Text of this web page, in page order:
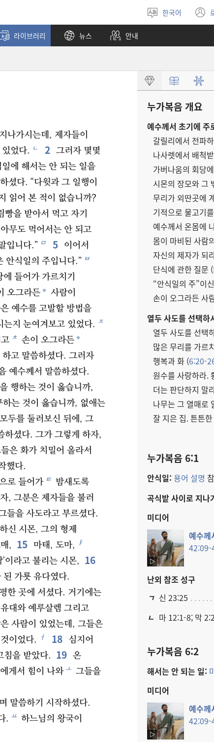
언어
선택
한국어
라이브러리 뉴스 안내
나가시는데, 제자들이
었다. ㄴ 2 그러자 몇몇
에 해서는 안 되는 일을
셨다. “다윗과 그 일행이
읽어 본 적이 없습니까?
을 받아서 먹고 자기
무도 먹어서는 안 되고
입니다.” ㅁ 5
이어서
안식일의 주입니다.” ㅂ
들어가 가르치기
오그라든* 사람이
예수를 고발할 방법을
지 눈여겨보고 있었다. ㅈ
ㅊ 손이 오그라든 *
고 말씀하셨다. 그러자
예수께서 말씀하셨다.
행하는 것이 옳습니까,
는 것이 옳습니까, 없애는
두를 둘러보신 뒤에, 그
하셨다. 그가 그렇게 하자,
은 화가 치밀어 올라서
했다.
로 들어가 ㅌ 밤새도록
, 그분은 제자들을 불러
들을 사도라고 부르셨다.
신 시몬, 그의 형제
, 15 마태, 도마, ㅑ
이라고 불리는 시몬, 16
가룟 유다였다.
한 곳에 서셨다. 거기에는
대와 예루살렘 그리고
사람이 있었는데, 그들은
이었다. ㅓ 18
심지어
침을 받았다.
19 온
게서 힘이 나와 ㅗ 그들을
말씀하기 시작하셨다.
. ㅛ 하느님의 왕국이
누가복음 개요
예수께서 초기에 주
갈릴리에서 전파
나사렛에서 배척
가버나움의 회당
시몬의 장모와 그
무리가 외딴곳에
기적으로 물고기
예수께서 온몸에
몸이 마비된 사람
자신의 제자가 되
단식에 관한 질문 (
“안식일의 주”이
손이 오그라든 사
열두 사도를 선택하
열두 사도를 선택
많은 무리를 가르
행복과 화 (6:20-
원수를 사랑하라.
더는 판단하지 말
나무는 그 열매로
잘 지은 집. 튼튼
누가복음 6:1
안식일: 용어 설명
곡식밭 사이로 지나
미디어
예수​께
42:09-
난외 참조 성구
ㄱ 신 23:25
ㄴ 마 12:1-8; 막
누가복음 6:2
해서는 안 되는 일:
미디어
예수​께
42:09-